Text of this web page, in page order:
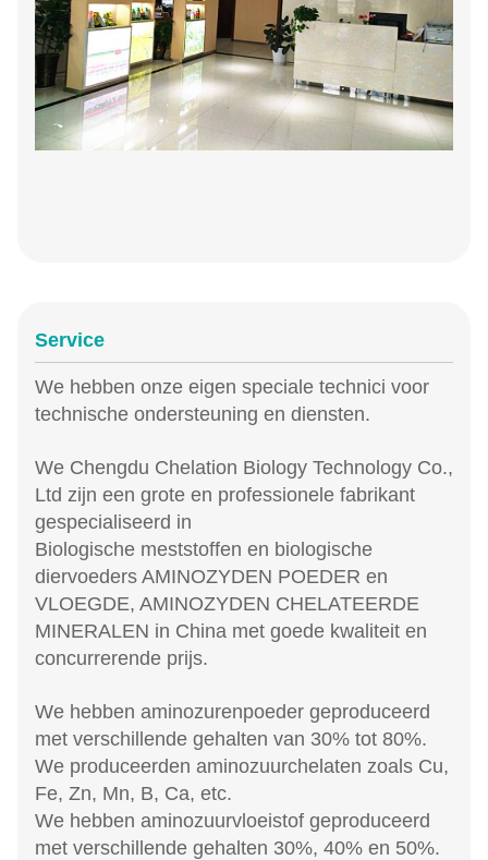
Service
We hebben onze eigen speciale technici voor
technische ondersteuning en diensten.
We Chengdu Chelation Biology Technology Co.,
Ltd zijn een grote en professionele fabrikant
gespecialiseerd in
Biologische meststoffen en biologische
diervoeders AMINOZYDEN POEDER en
VLOEGDE, AMINOZYDEN CHELATEERDE
MINERALEN in China met goede kwaliteit en
concurrerende prijs.
We hebben aminozurenpoeder geproduceerd
met verschillende gehalten van 30% tot 80%.
We produceerden aminozuurchelaten zoals Cu,
Fe, Zn, Mn, B, Ca, etc.
We hebben aminozuurvloeistof geproduceerd
met verschillende gehalten 30%, 40% en 50%.